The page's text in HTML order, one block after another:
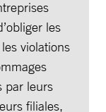
les
violations
par leurs
filiales,